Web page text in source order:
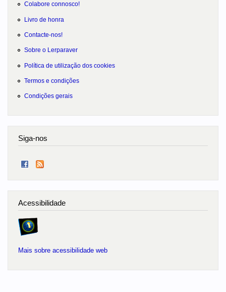
Colabore connosco!
Livro de honra
Contacte-nos!
Sobre o Lerparaver
Política de utilização dos cookies
Termos e condições
Condições gerais
Siga-nos
Acessibilidade
Mais sobre acessibilidade web